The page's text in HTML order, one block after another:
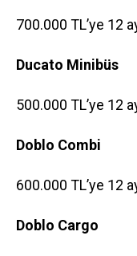
700.000 TL’ye 12
Ducato Minibüs
500.000 TL’ye 12
Doblo Combi
600.000 TL’ye 12
Doblo Cargo